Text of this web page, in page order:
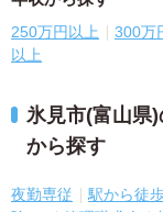
250万円以上 300万
以上
氷見市(富山県
から探す
夜勤専従 駅から徒